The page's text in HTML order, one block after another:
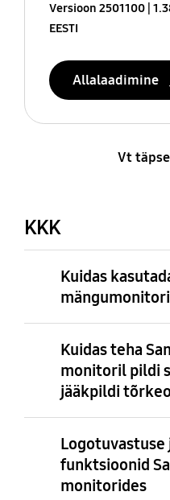
Versioon 2501100
EESTI
Allalaadimine
Vt
KKK
Kuidas
mängumonitori
Kuidas teha
monitoril pildi
jääkpildi
Logotuvastuse
funktsioonid
monitorides